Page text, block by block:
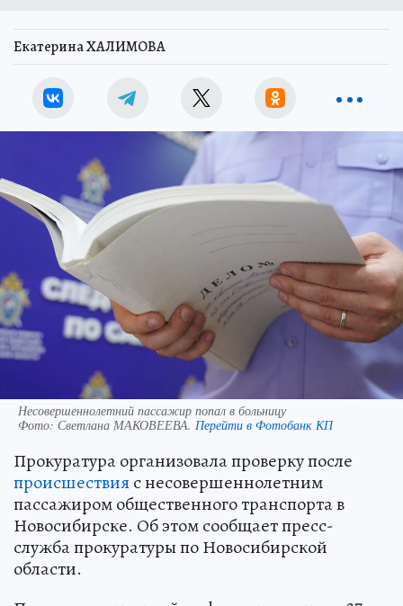
Екатерина ХАЛИМОВА
Несовершеннолетний пассажир попал в больницу
Фото: Светлана МАКОВЕЕВА. Перейти в Фотобанк КП
Прокуратура организовала проверку после
происшествияс несовершеннолетним
пассажиром общественного транспорта в
Новосибирске. Об этом сообщает пресс-
служба прокуратуры по Новосибирской
области.